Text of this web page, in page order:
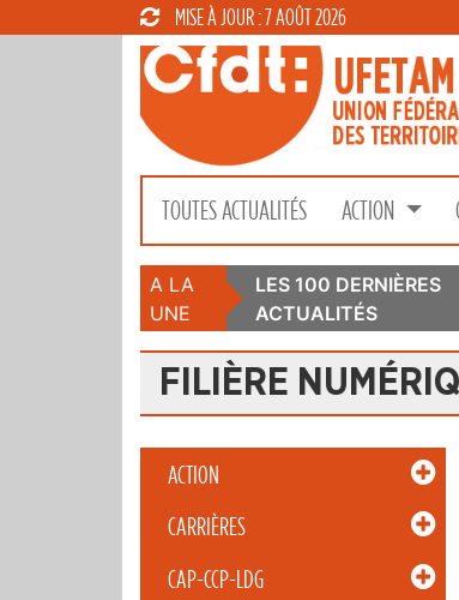
MISE À JOUR : 7 AOÛT 2026
TOUTES ACTUALITÉS ACTION
A LA
UNE
LES 100 DERNIÈRES
ACTUALITÉS
FILIÈRE
ACTION
CARRIÈRES
CAP-CCP-LDG